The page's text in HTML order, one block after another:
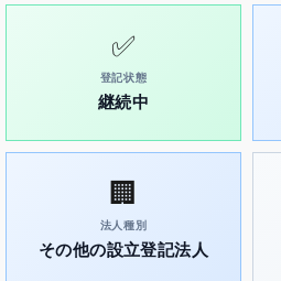
✅
登記状態
継続中
🏢
法人種別
その他の設立登記法人